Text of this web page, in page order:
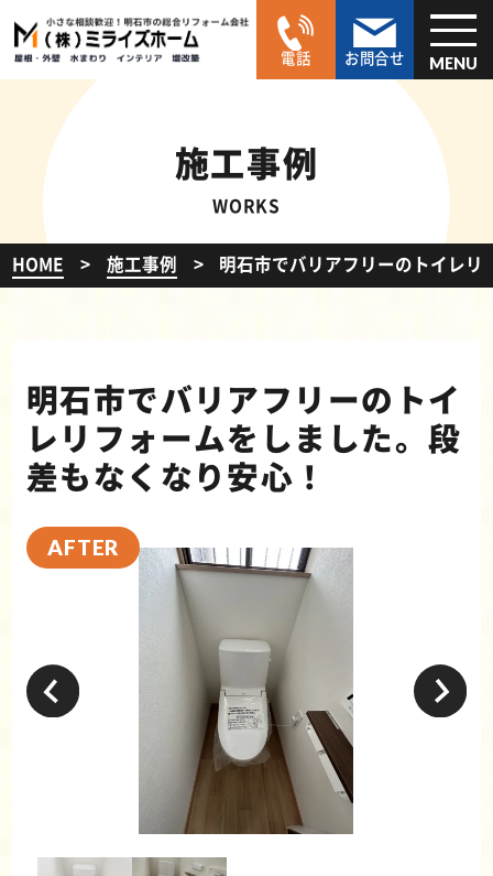
電話 お問合せ MENU
施工事例
WORKS
HOME 施工事例 明石市でバリアフリーのトイレ
明石市でバリアフリーのトイ
レリフォームをしました。段
差もなくなり安心！